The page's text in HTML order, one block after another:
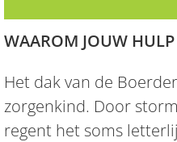
WAAROM JOUW
Het dak van de
zorgenkind. Door
regent het soms